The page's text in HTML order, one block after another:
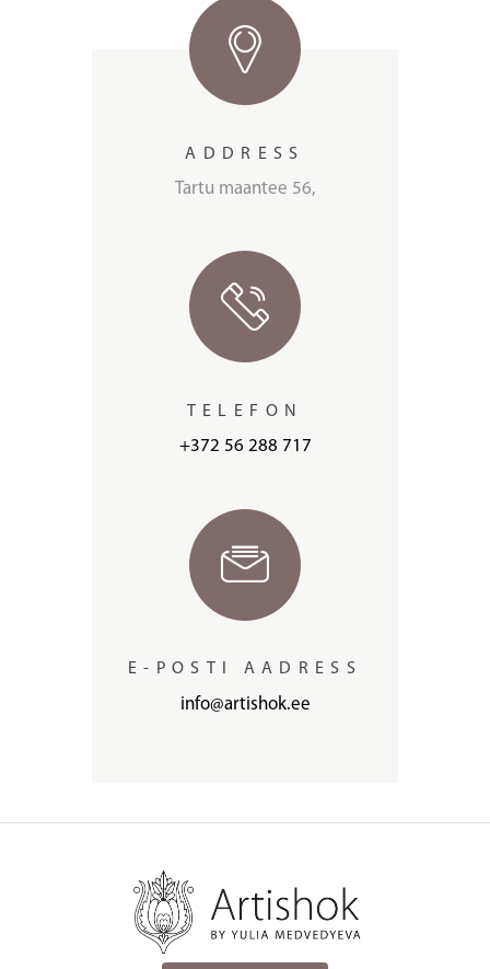
ADDRESS
Tartu maantee 56,
TELEFON
+372 56 288 717
E-POSTI AADRESS
info@artishok.ee